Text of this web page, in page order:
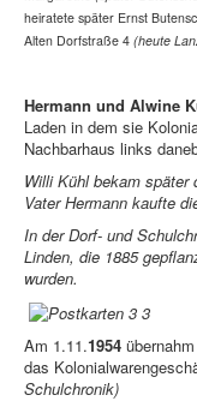
heiratete später Ernst
Alten Dorfstraße 4 (heute
Hermann und Alwine
Laden in dem sie
Nachbarhaus links
Willi Kühl bekam später
Vater Hermann kaufte
In der Dorf- und
Linden, die 1885
wurden.
Am 1.11.1954
das
Schulchronik)